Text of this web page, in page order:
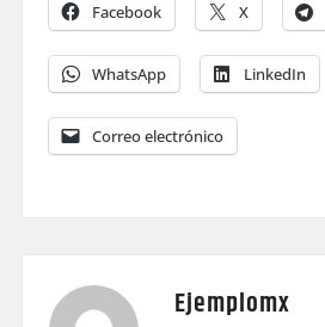
Facebook X
WhatsApp LinkedIn
Correo electrónico
Ejemplomx